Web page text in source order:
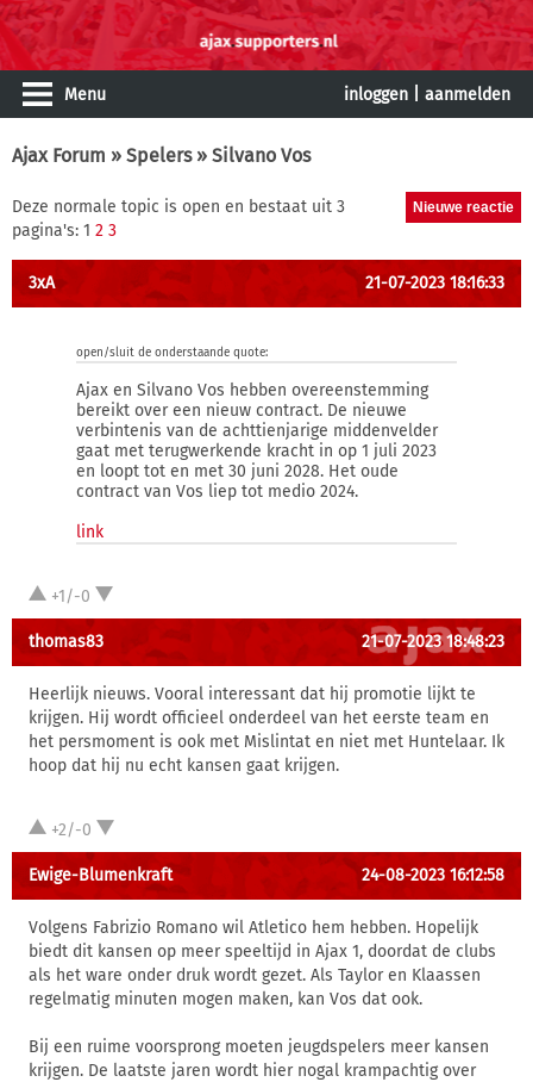
Menu inloggen aanmelden
Ajax Forum » Spelers» Silvano Vos
Deze normale topic is open en bestaat uit 3
pagina's: 1 2 3
3xA 21-07-2023 18:16:33
open/sluit de onderstaande quote:
Ajax en Silvano Vos hebben overeenstemming
bereikt over een nieuw contract. De nieuwe
verbintenis van de achttienjarige middenvelder
gaat met terugwerkende kracht in op 1 juli 2023
en loopt tot en met 30 juni 2028. Het oude
contract van Vos liep tot medio 2024.
link
+1/-0
thomas83 21-07-2023 18:48:23
Heerlijk nieuws. Vooral interessant dat hij promotie lijkt te
krijgen. Hij wordt officieel onderdeel van het eerste team en
het persmoment is ook met Mislintat en niet met Huntelaar. Ik
hoop dat hij nu echt kansen gaat krijgen.
+2/-0
Ewige-Blumenkraft 24-08-2023 16:12:58
Volgens Fabrizio Romano wil Atletico hem hebben. Hopelijk
biedt dit kansen op meer speeltijd in Ajax 1, doordat de clubs
als het ware onder druk wordt gezet. Als Taylor en Klaassen
regelmatig minuten mogen maken, kan Vos dat ook.
Bij een ruime voorsprong moeten jeugdspelers meer kansen
krijgen. De laatste jaren wordt hier nogal krampachtig over